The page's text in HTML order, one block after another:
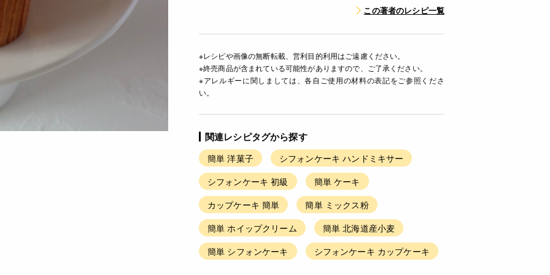
この著者のレシピ一覧
※レシピや画像の無断転載、営利目的利用はご遠慮ください。
※終売商品が含まれている可能性がありますので、ご了承ください。
※アレルギーに関しましては、各自ご使用の材料の表記をご参照くださ
い。
関連レシピタグから探す
簡単 洋菓子
シフォンケーキ ハンドミキサー
シフォンケーキ 初級
簡単 ケーキ
カップケーキ 簡単
簡単 ミックス粉
簡単 ホイップクリーム
簡単 北海道産小麦
簡単 シフォンケーキ
シフォンケーキ カップケーキ